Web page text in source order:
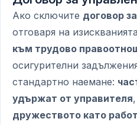
Ако сключите договор
отговаря на
към трудово
осигурителни
стандартно наемане:
удържат от управителя,
дружеството като